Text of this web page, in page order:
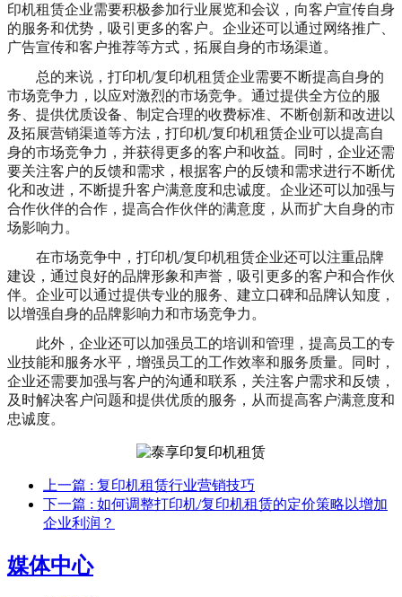
印机租赁企业需要积极参加行业展览和会议，向客户宣传自身
的服务和优势，吸引更多的客户。企业还可以通过网络推广、
广告宣传和客户推荐等方式，拓展自身的市场渠道。
总的来说，打印机/复印机租赁企业需要不断提高自身的
市场竞争力，以应对激烈的市场竞争。通过提供全方位的服
务、提供优质设备、制定合理的收费标准、不断创新和改进以
及拓展营销渠道等方法，打印机/复印机租赁企业可以提高自
身的市场竞争力，并获得更多的客户和收益。同时，企业还需
要关注客户的反馈和需求，根据客户的反馈和需求进行不断优
化和改进，不断提升客户满意度和忠诚度。企业还可以加强与
合作伙伴的合作，提高合作伙伴的满意度，从而扩大自身的市
场影响力。
在市场竞争中，打印机/复印机租赁企业还可以注重品牌
建设，通过良好的品牌形象和声誉，吸引更多的客户和合作伙
伴。企业可以通过提供专业的服务、建立口碑和品牌认知度，
以增强自身的品牌影响力和市场竞争力。
此外，企业还可以加强员工的培训和管理，提高员工的专
业技能和服务水平，增强员工的工作效率和服务质量。同时，
企业还需要加强与客户的沟通和联系，关注客户需求和反馈，
及时解决客户问题和提供优质的服务，从而提高客户满意度和
忠诚度。
上一篇 : 复印机租赁行业营销技巧
下一篇 : 如何调整打印机/复印机租赁的定价策略以增加
企业利润？
媒体中心